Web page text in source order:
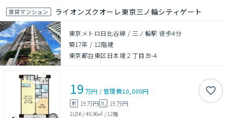
賃貸マンション ライオンズクオーレ東京三ノ輪シティゲート
東京メトロ日比谷線 / 三ノ輪駅 徒歩4分
築17年 / 12階建
東京都台東区日本堤２丁目39-4
19 万円 /管理費10,000円
敷 19万円 礼 19万円
1LDK/46.96㎡ / 12階